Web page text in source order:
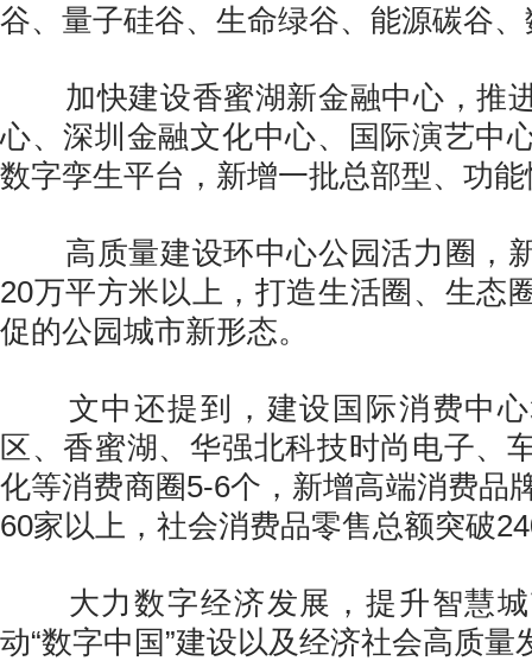
谷、量子硅谷、生命绿谷、能源碳谷、
加快建设香蜜湖新金融中心，推
心、深圳金融文化中心、国际演艺中
数字孪生平台，新增一批总部型、功
高质量建设环中心公园活力圈，
20万平方米以上，打造生活圈、生态
促的公园城市新形态。
文中还提到，建设国际消费中心
区、香蜜湖、华强北科技时尚电子、
化等消费商圈5-6个，新增高端消费品
60家以上，社会消费品零售总额突破
大力数字经济发展，提升智慧城
动“数字中国”建设以及经济社会高质量